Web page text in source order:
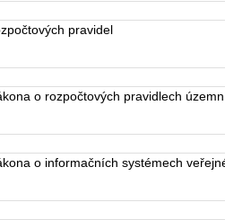
pravidel
o rozpočtových pravidlech
o informačních systémech